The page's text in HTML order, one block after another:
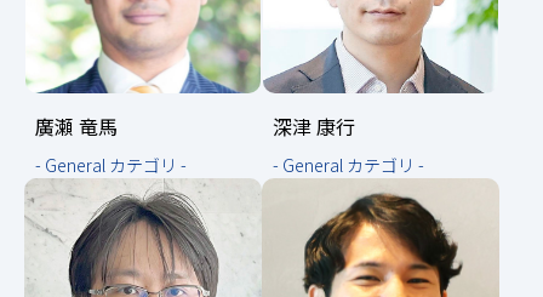
廣瀬 竜馬
- General カテゴリ -
深津 康行
- General カテゴリ -